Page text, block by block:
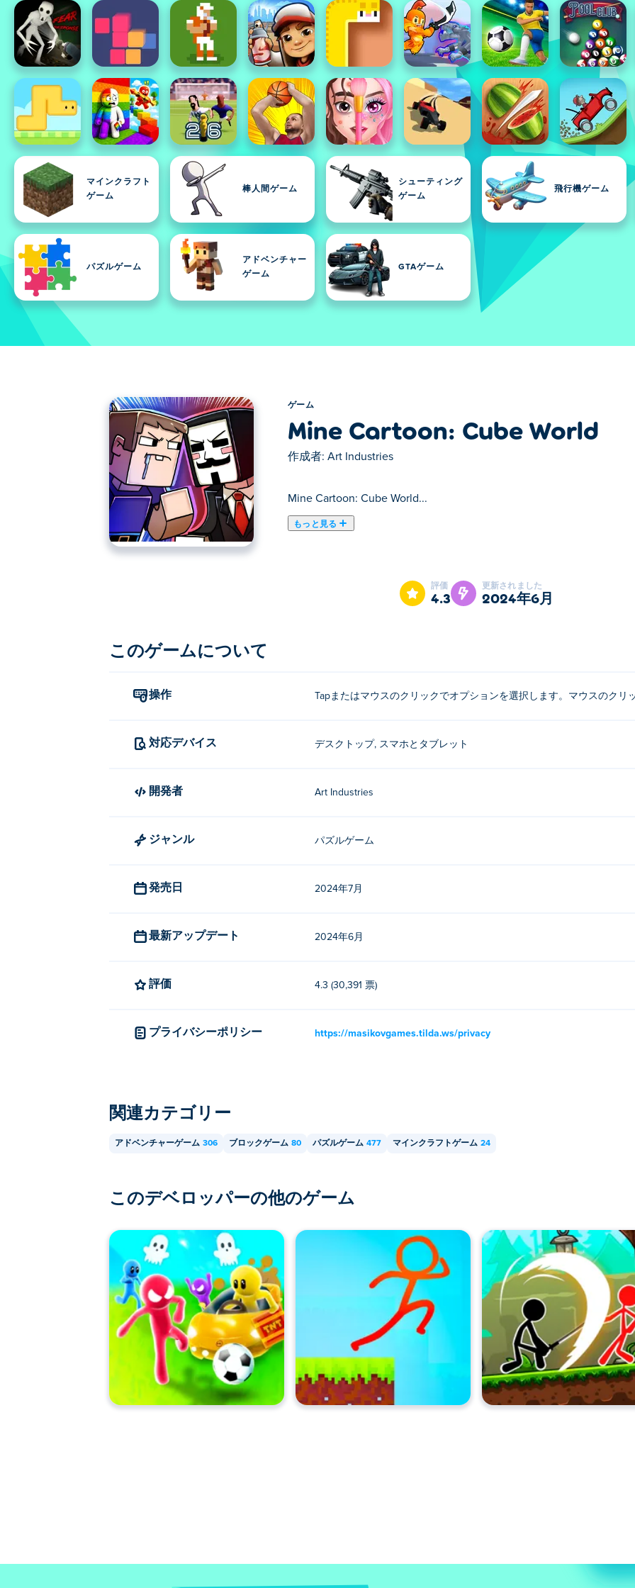
マインクラフト
ゲーム
棒人間ゲーム
シューティング
ゲーム
飛行機ゲーム
パズルゲーム
アドベンチャー
ゲーム
GTAゲーム
ゲーム
Mine Cartoon: Cube World
作成者: Art Industries
Mine Cartoon: Cube World...
もっと見る
Mine Cartoon: Cube World は、ブロック状の宇宙でエキサイティングな冒険にあなたを連れて行く楽し
ンドを取り戻すことです。彼女があなたの目の前で連れ去られた後、あなたは決断を下し、彼女を救お
る種類のエンディングを集めて、成功するまでに何回試す必要があるか見てみましょう。アーチェリー
Mine Cartoon: Cube World の遊び方は？
Mine Cartoon: Cube WorldはArt Industriesによって作成されました。他のゲームは Poki (ポキ):
Poki では Mine Cartoon: Cube World を無料でプレイできます。
評価
4.3
更新されました
2024年6月
このゲームについて
操作 Tapまたはマウスのクリックでオプションを選択します。マウスのクリ
対応デバイス デスクトップ, スマホとタブレット
開発者 Art Industries
ジャンル パズルゲーム
発売日 2024年7月
最新アップデート 2024年6月
評価 4.3 (30,391 票)
プライバシーポリシー https://masikovgames.tilda.ws/privacy
関連カテゴリー
アドベンチャーゲーム 306 ブロックゲーム 80 パズルゲーム 477 マインクラフトゲーム 24
このデベロッパーの他のゲーム